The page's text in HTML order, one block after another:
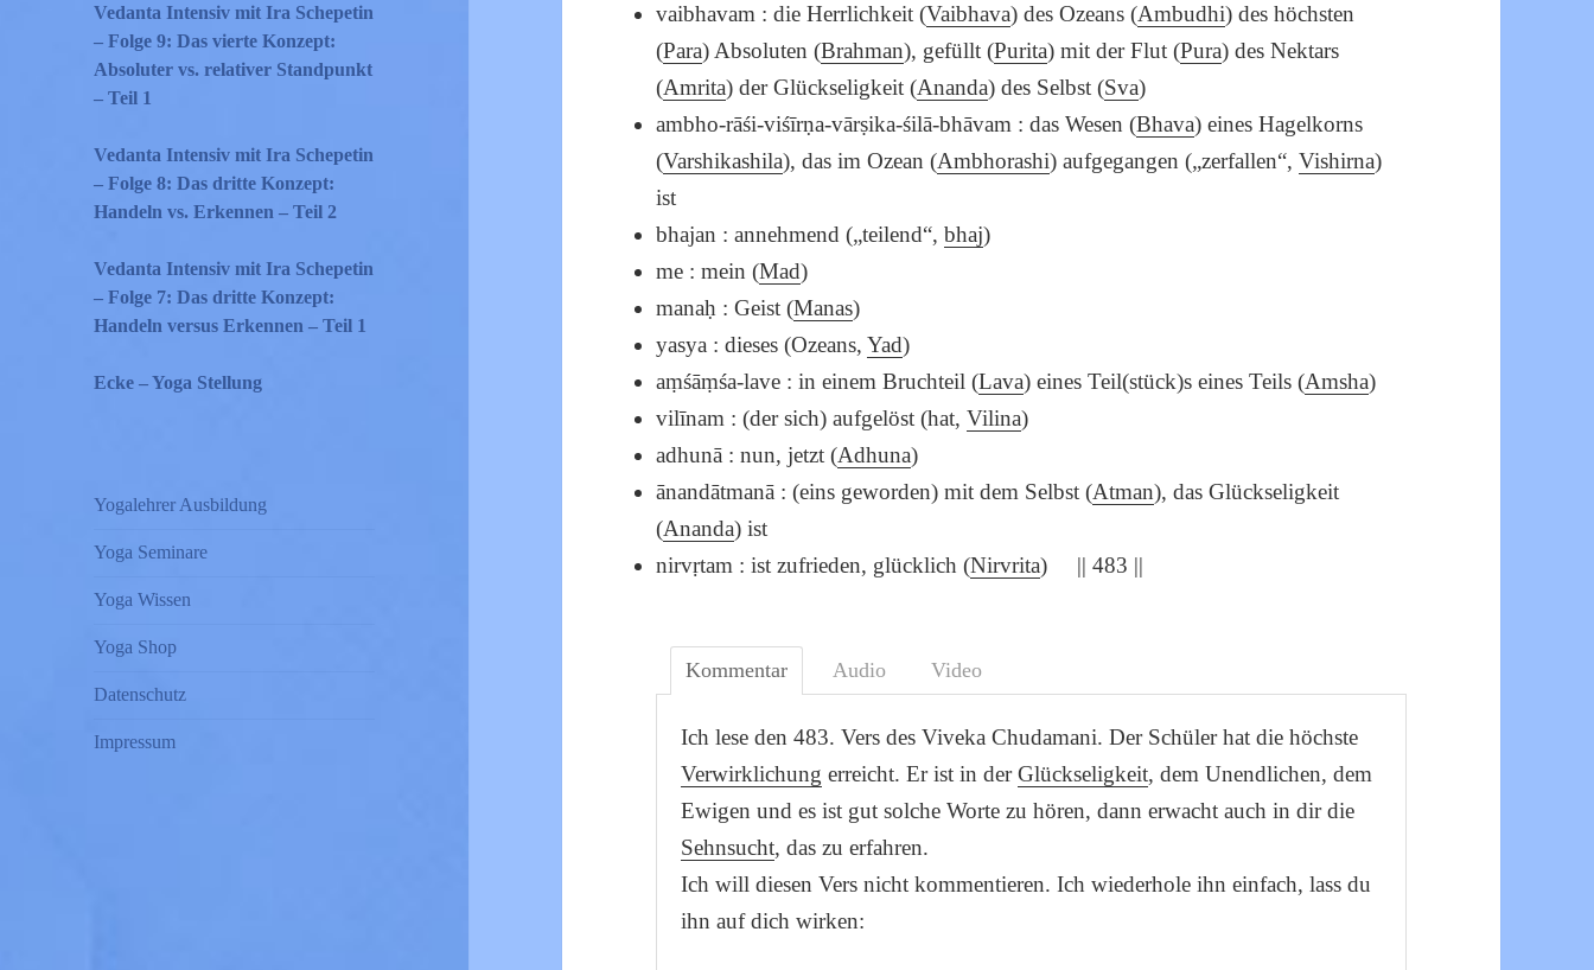
Vedanta Intensiv mit Ira Schepetin
– Folge 9: Das vierte Konzept:
Absoluter vs. relativer Standpunkt
– Teil 1
Vedanta Intensiv mit Ira Schepetin
– Folge 8: Das dritte Konzept:
Handeln vs. Erkennen – Teil 2
Vedanta Intensiv mit Ira Schepetin
– Folge 7: Das dritte Konzept:
Handeln versus Erkennen – Teil 1
Ecke – Yoga Stellung
Yogalehrer Ausbildung
Yoga Seminare
Yoga Wissen
Yoga Shop
Datenschutz
Impressum
vaibhavam : die Herrlichkeit (Vaibhava) des Ozeans (Ambudhi) des höchsten
(Para) Absoluten (Brahman), gefüllt (Purita) mit der Flut (Pura) des Nektars
(Amrita) der Glückseligkeit (Ananda) des Selbst (Sva)
ambho-rāśi-viśīrṇa-vārṣika-śilā-bhāvam : das Wesen (Bhava) eines Hagelkorns
(Varshikashila), das im Ozean (Ambhorashi) aufgegangen („zerfallen“,Vishirna)
ist
bhajan : annehmend („teilend“,bhaj)
me : mein (Mad)
manaḥ : Geist (Manas)
yasya : dieses (Ozeans,Yad)
aṃśāṃśa-lave : in einem Bruchteil (Lava) eines Teil(stück)s eines Teils (Amsha)
vilīnam : (der sich) aufgelöst (hat,Vilina)
adhunā : nun, jetzt (Adhuna)
ānandātmanā : (eins geworden) mit dem Selbst (Atman), das Glückseligkeit
(Ananda) ist
nirvṛtam : ist zufrieden, glücklich (Nirvrita) || 483 ||
Kommentar Audio Video
Ich lese den 483. Vers des Viveka Chudamani. Der Schüler hat die höchste
Verwirklichung erreicht. Er ist in derGlückseligkeit, dem Unendlichen, dem
Ewigen und es ist gut solche Worte zu hören, dann erwacht auch in dir die
Sehnsucht, das zu erfahren.
Ich will diesen Vers nicht kommentieren. Ich wiederhole ihn einfach, lass du
ihn auf dich wirken: